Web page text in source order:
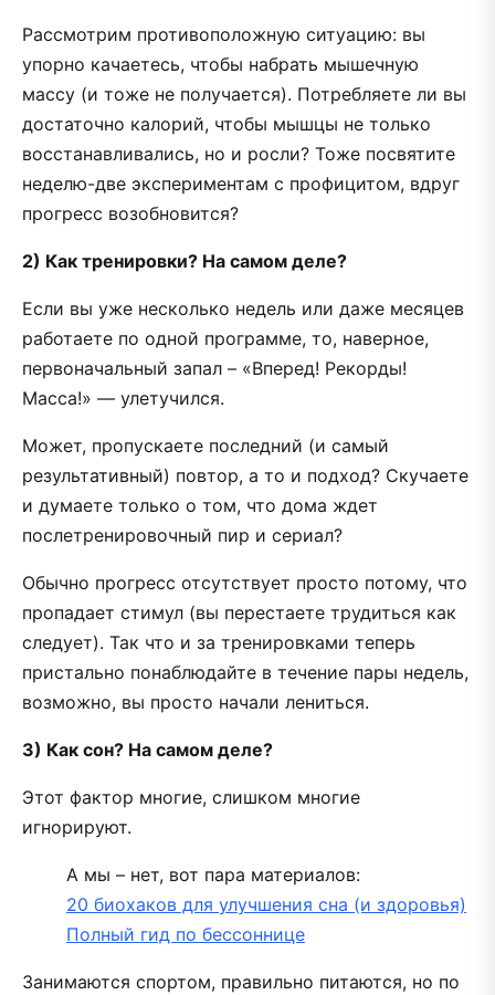
Рассмотрим противоположную ситуацию: вы
упорно качаетесь, чтобы набрать мышечную
массу (и тоже не получается). Потребляете ли вы
достаточно калорий, чтобы мышцы не только
восстанавливались, но и росли? Тоже посвятите
неделю-две экспериментам с профицитом, вдруг
прогресс возобновится?
2) Как тренировки? На самом деле?
Если вы уже несколько недель или даже месяцев
работаете по одной программе, то, наверное,
первоначальный запал – «Вперед! Рекорды!
Масса!» — улетучился.
Может, пропускаете последний (и самый
результативный) повтор, а то и подход? Скучаете
и думаете только о том, что дома ждет
послетренировочный пир и сериал?
Обычно прогресс отсутствует просто потому, что
пропадает стимул (вы перестаете трудиться как
следует). Так что и за тренировками теперь
пристально понаблюдайте в течение пары недель,
возможно, вы просто начали лениться.
3) Как сон? На самом деле?
Этот фактор многие, слишком многие
игнорируют.
А мы – нет, вот пара материалов:
20 биохаков для улучшения сна (и здоровья)
Полный гид по бессоннице
Занимаются спортом, правильно питаются, но по